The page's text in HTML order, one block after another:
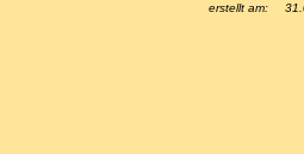
erstellt am: